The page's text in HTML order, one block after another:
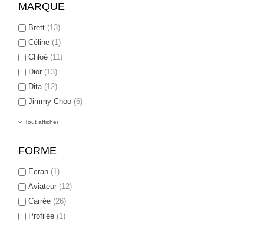
MARQUE
Brett (13)
Céline (1)
Chloé (11)
Dior (13)
Dita (12)
Jimmy Choo (6)
Tout afficher
FORME
Ecran (1)
Aviateur (12)
Carrée (26)
Profilée (1)